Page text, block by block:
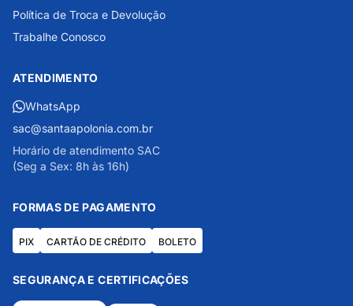
Política de Troca e Devolução
Trabalhe Conosco
ATENDIMENTO
WhatsApp
sac@santaapolonia.com.br
Horário de atendimento SAC
(Seg a Sex: 8h às 16h)
FORMAS DE PAGAMENTO
PIX CARTÃO DE CRÉDITO BOLETO
SEGURANÇA E CERTIFICAÇÕES